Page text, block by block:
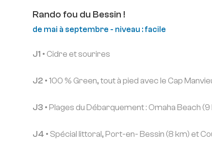
Rando fou du Bessin !
de mai à septembre - niveau : facile
J1 • Cidre et sourires
J2 •100 % Green, tout à pied avec le Cap
J3 •Plages du Débarquement : Omaha Beach
J4 • Spécial littoral, Port-en- Bessin (8 km) et